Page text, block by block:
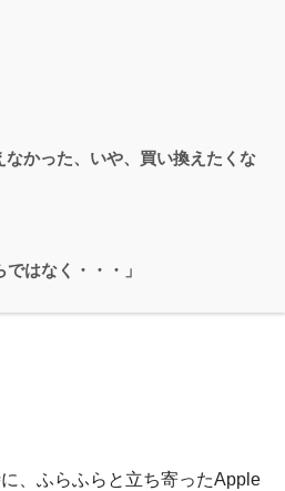
かった、いや、買い換えたくな
はなく・・・」
、ふらふらと立ち寄ったApple